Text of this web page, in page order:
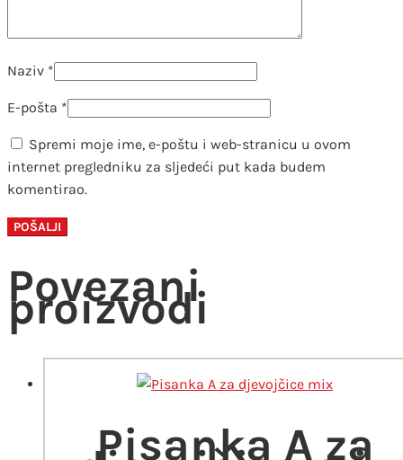
Naziv *
E-pošta *
Spremi moje ime, e-poštu i web-stranicu u ovom
internet pregledniku za sljedeći put kada budem
komentirao.
Povezani
proizvodi
Pisanka A za